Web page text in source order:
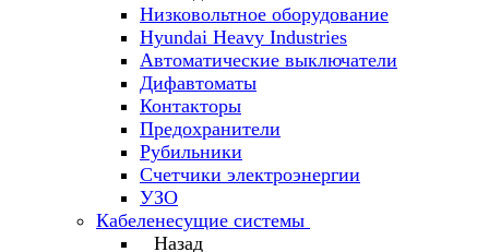
Низковольтное оборудование
Hyundai Heavy Industries
Автоматические выключатели
Дифавтоматы
Контакторы
Предохранители
Рубильники
Счетчики электроэнергии
УЗО
Кабеленесущие системы
Назад